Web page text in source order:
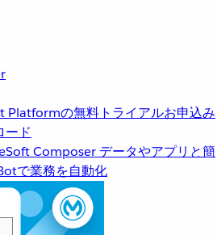
Platformの無料トライアルお申込み
ード
Composer データやアプリと簡
で業務を自動化